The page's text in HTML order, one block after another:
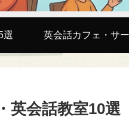
選 英会話カフェ・サ
英会話教室10選